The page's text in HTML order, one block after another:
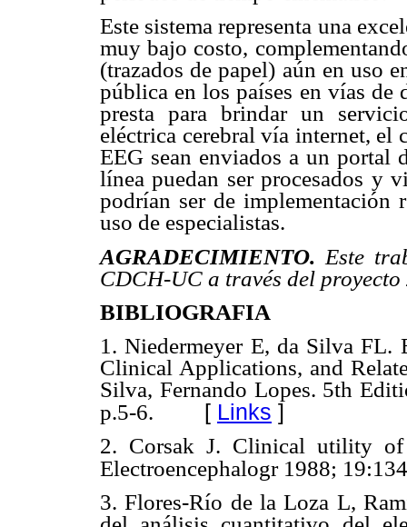
Este sistema representa una
muy bajo costo,
(trazados de papel) aún en uso
pública en los países en vías de
presta para brindar un
eléctrica cerebral vía internet, el
EEG sean enviados a un portal
línea puedan ser procesados y
podrían ser de implementación
uso de especialistas.
AGRADECIMIENTO. Este
CDCH-UC a través del proyecto
BIBLIOGRAFIA
1. Niedermeyer E, da Silva FL.
Clinical Applications, and
Silva, Fernando Lopes. 5th
p.5-6. [ Links ]
2. Corsak J. Clinical utility of
Electroencephalogr 1988;
3. Flores-Río de la Loza L,